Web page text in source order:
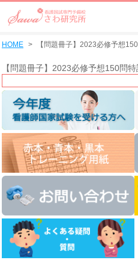
HOME 【問題冊子】2023必修予想
【問題冊子】2023必修予想150問